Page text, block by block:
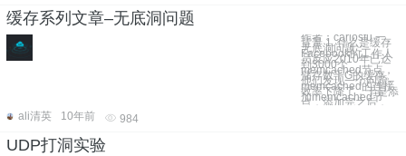
缓存系列文章–无底洞问题
作者：carlosfu 一、
背景 1. 什么是缓存
无底洞问题：
Facebook的工作人
员反应2010年已达
到3000个
memcached节点，
储存数千G的缓存。
他们发现一个问题–
memcached的连接
效率下降了，于是添
加memcached节
点，添加完之后，
ali清英
10年前 984
UDP打洞实验